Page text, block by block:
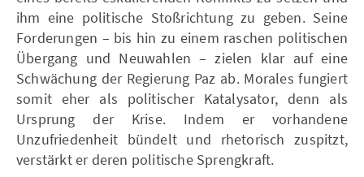
ihm eine politische Stoßrichtung zu geben. Seine
Forderungen – bis hin zu einem raschen politischen
Übergang und Neuwahlen – zielen klar auf eine
Schwächung der Regierung Paz ab. Morales fungiert
somit eher als politischer Katalysator, denn als
Ursprung der Krise. Indem er vorhandene
Unzufriedenheit bündelt und rhetorisch zuspitzt,
verstärkt er deren politische Sprengkraft.